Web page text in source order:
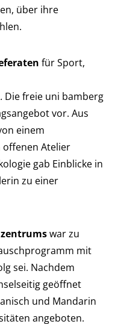
über ihre
für Sport,
Diefreie uni bamberg
vor. Aus
einem
Atelier
gab Einblicke in
zu einer
war zu
mit
sei. Nachdem
geöffnet
und Mandarin
angeboten.